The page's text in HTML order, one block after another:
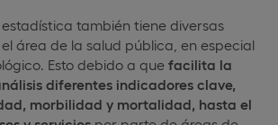
también tiene diversas
área de la salud pública, en especial
Esto debido a que facilita la
diferentes indicadores clave,
morbilidad y mortalidad, hasta el